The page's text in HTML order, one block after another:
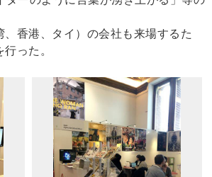
香港、タイ）の会社も来場するた
った。